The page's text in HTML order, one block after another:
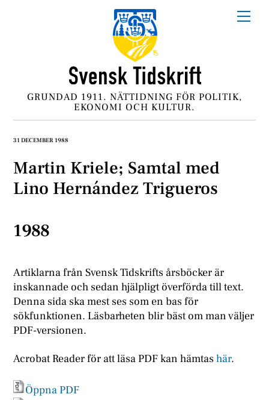
GRUNDAD 1911. NÄTTIDNING FÖR POLITIK,
EKONOMI OCH KULTUR.
31 DECEMBER 1988
Martin Kriele; Samtal med
Lino Hernández Trigueros
1988
Artiklarna från Svensk Tidskrifts årsböcker är
inskannade och sedan hjälpligt överförda till text.
Denna sida ska mest ses som en bas för
sökfunktionen. Läsbarheten blir bäst om man väljer
PDF-versionen.
Acrobat Reader för att läsa PDF kan hämtashär.
Öppna PDF